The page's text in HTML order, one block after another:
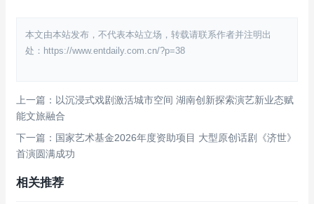
本文由本站发布，不代表本站立场，转载请联系作者并注明出
处：https://www.entdaily.com.cn/?p=38
上一篇：以沉浸式戏剧激活城市空间 湖南创新探索演艺新业态赋
能文旅融合
下一篇：国家艺术基金2026年度资助项目 大型原创话剧《济世》
首演圆满成功
相关推荐